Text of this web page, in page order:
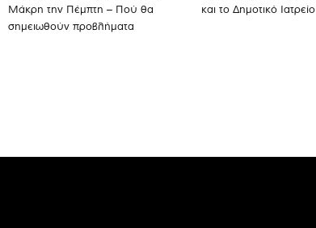
Μάκρη την Πέμπτη – Πού θα
σημειωθούν προβλήματα
και το Δημοτικό